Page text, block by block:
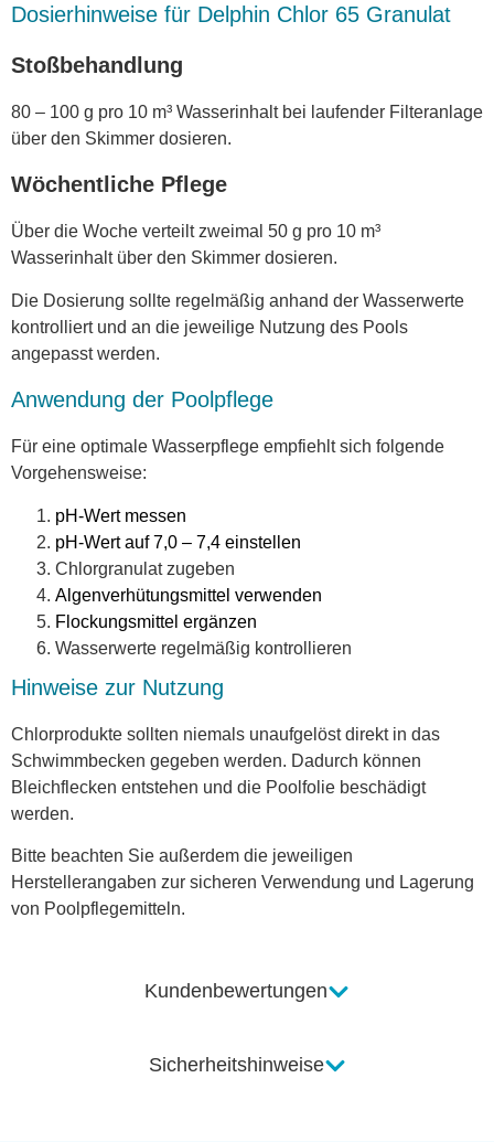
Kundenbewertungen
Sicherheitshinweise
Dosierhinweise für Delphin Chlor 65 Granulat
Stoßbehandlung
80 – 100 g pro 10 m³ Wasserinhalt bei laufender Filteranlage
über den Skimmer dosieren.
Wöchentliche Pflege
Über die Woche verteilt zweimal 50 g pro 10 m³
Wasserinhalt über den Skimmer dosieren.
Die Dosierung sollte regelmäßig anhand der Wasserwerte
kontrolliert und an die jeweilige Nutzung des Pools
angepasst werden.
Anwendung der Poolpflege
Für eine optimale Wasserpflege empfiehlt sich folgende
Vorgehensweise:
pH-Wert messen
pH-Wert auf 7,0 – 7,4 einstellen
Chlorgranulat zugeben
Algenverhütungsmittel verwenden
Flockungsmittel ergänzen
Wasserwerte regelmäßig kontrollieren
Hinweise zur Nutzung
Chlorprodukte sollten niemals unaufgelöst direkt in das
Schwimmbecken gegeben werden. Dadurch können
Bleichflecken entstehen und die Poolfolie beschädigt
werden.
Bitte beachten Sie außerdem die jeweiligen
Herstellerangaben zur sicheren Verwendung und Lagerung
von Poolpflegemitteln.